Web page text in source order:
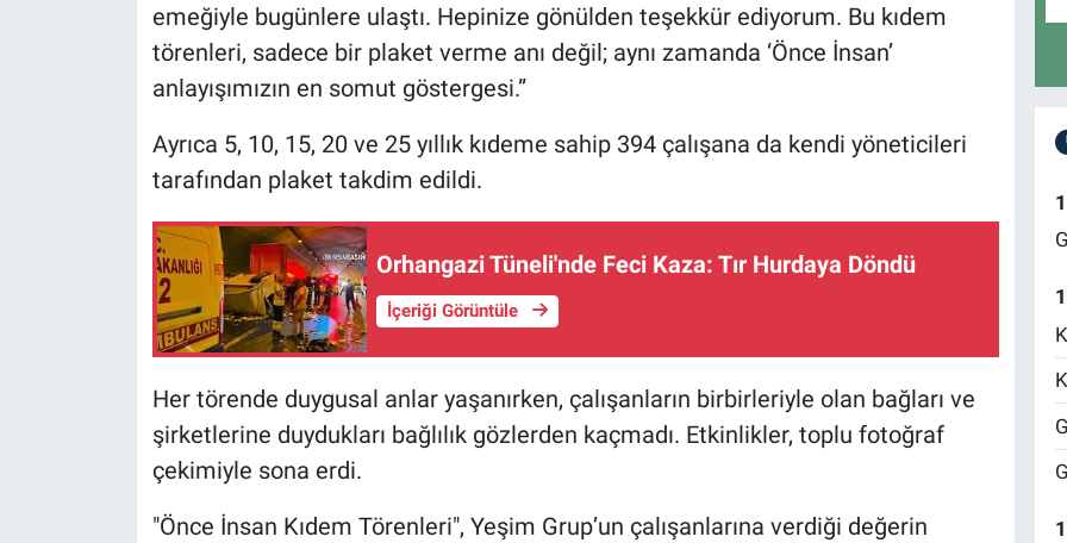
emeğiyle bugünlere ulaştı. Hepinize gönülden teşekkür ediyorum. Bu kıdem
törenleri, sadece bir plaket verme anı değil; aynı zamanda ‘Önce İnsan’
anlayışımızın en somut göstergesi.”
Ayrıca 5, 10, 15, 20 ve 25 yıllık kıdeme sahip 394 çalışana da kendi yöneticileri
tarafından plaket takdim edildi.
Orhangazi Tüneli'nde Feci Kaza: Tır Hurdaya Döndü
İçeriği Görüntüle
Her törende duygusal anlar yaşanırken, çalışanların birbirleriyle olan bağları ve
şirketlerine duydukları bağlılık gözlerden kaçmadı. Etkinlikler, toplu fotoğraf
çekimiyle sona erdi.
"Önce İnsan Kıdem Törenleri", Yeşim Grup’un çalışanlarına verdiği değerin